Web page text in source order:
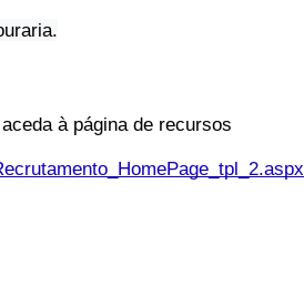
à página de recursos